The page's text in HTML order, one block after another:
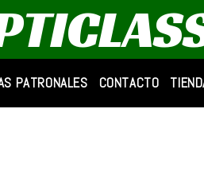
PATRONALES CONTACTO